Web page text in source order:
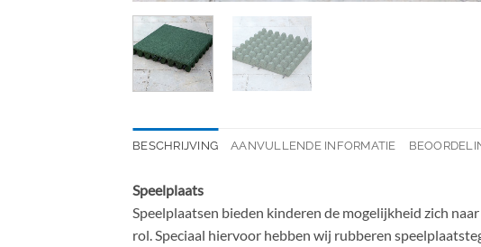
BESCHRIJVING AANVULLENDE INFORMATIE
Speelplaats
Speelplaatsen bieden kinderen de mogelijkheid zich
rol. Speciaal hiervoor hebben wij rubberen